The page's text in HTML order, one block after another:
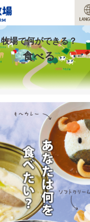
営業時間
料金
交通アクセス
サービスガイド
牧場で何ができる？
場内マップ
おすすめコース
団体プラン
牧場で何ができる？
食べる